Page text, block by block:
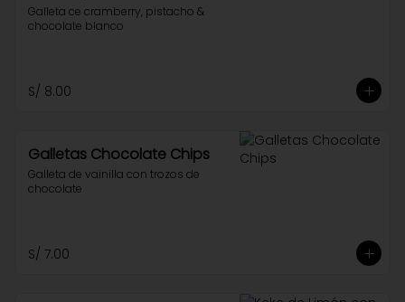
Galleta ce cramberry, pistacho &
chocolate blanco
S/ 8.00
Galletas Chocolate Chips
Galleta de vainilla con trozos de
chocolate
S/ 7.00